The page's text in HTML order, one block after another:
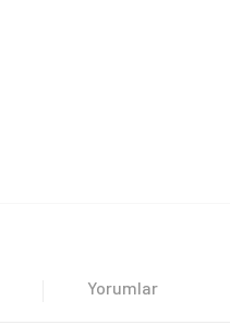
Yorumlar